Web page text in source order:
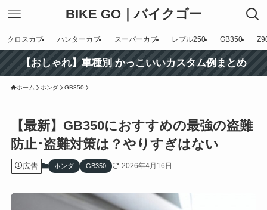
BIKE GO｜バイクゴー
クロスカブ ハンターカブ スーパーカブ レブル250 GB350
【おしゃれ】車種別 かっこいいカスタム例まとめ
ホーム ホンダ GB350
【最新】GB350におすすめの最強の盗難
防止･盗難対策は？やりすぎはない
広告 ホンダ GB350 2026年4月16日